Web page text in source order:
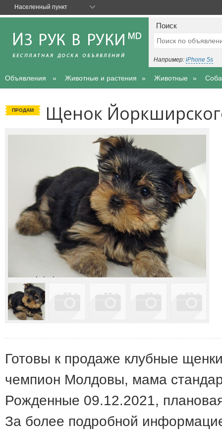
Поиск
Например: iPhone 5s
Объявления Животные и растения Животные
ПРОДАМ Щенок
Готовы к продаже клубные
чемпион Молдовы, мама
Рожденные 09.12.2021,
За более подробной
Населенный пункт